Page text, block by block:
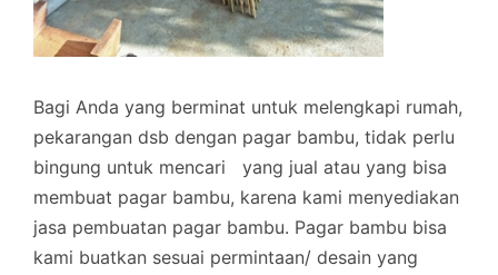
Bagi Anda yang berminat untuk melengkapi rumah,
pekarangan dsb dengan pagar bambu, tidak perlu
bingung untuk mencari yang jual atau yang bisa
membuat pagar bambu, karena kami menyediakan
jasa pembuatan pagar bambu. Pagar bambu bisa
kami buatkan sesuai permintaan/ desain yang